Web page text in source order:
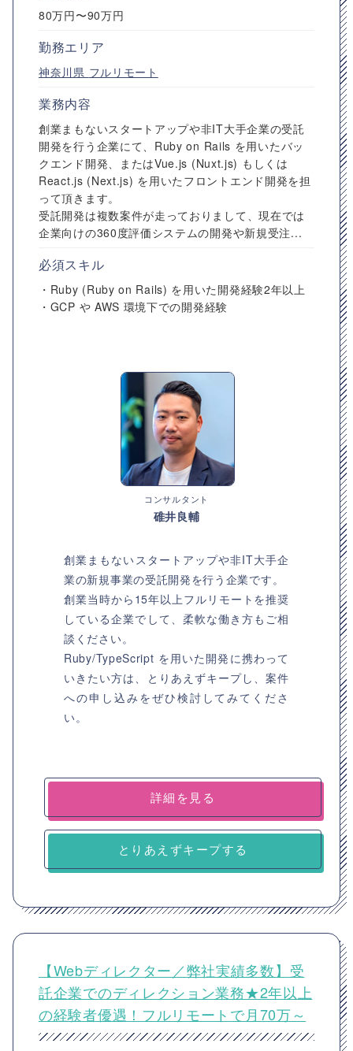
80万円〜90万円
勤務エリア
神奈川県 フルリモート
業務内容
創業まもないスタートアップや非IT大手企業の受託
開発を行う企業にて、Ruby on Rails を用いたバッ
クエンド開発、またはVue.js (Nuxt.js) もしくは
React.js (Next.js) を用いたフロントエンド開発を担
って頂きます。
受託開発は複数案件が走っておりまして、現在では
企業向けの360度評価システムの開発や新規受注...
必須スキル
・Ruby (Ruby on Rails) を用いた開発経験2年以上
・GCP や AWS 環境下での開発経験
コンサルタント
碓井良輔
創業まもないスタートアップや非IT大手企
業の新規事業の受託開発を行う企業です。
創業当時から15年以上フルリモートを推奨
している企業でして、柔軟な働き方もご相
談ください。
Ruby/TypeScript を用いた開発に携わって
いきたい方は、とりあえずキープし、案件
への申し込みをぜひ検討してみてくださ
い。
詳細を見る
とりあえずキープする
【Webディレクター／弊社実績多数】受
託企業でのディレクション業務★2年以上
の経験者優遇！フルリモートで月70万～